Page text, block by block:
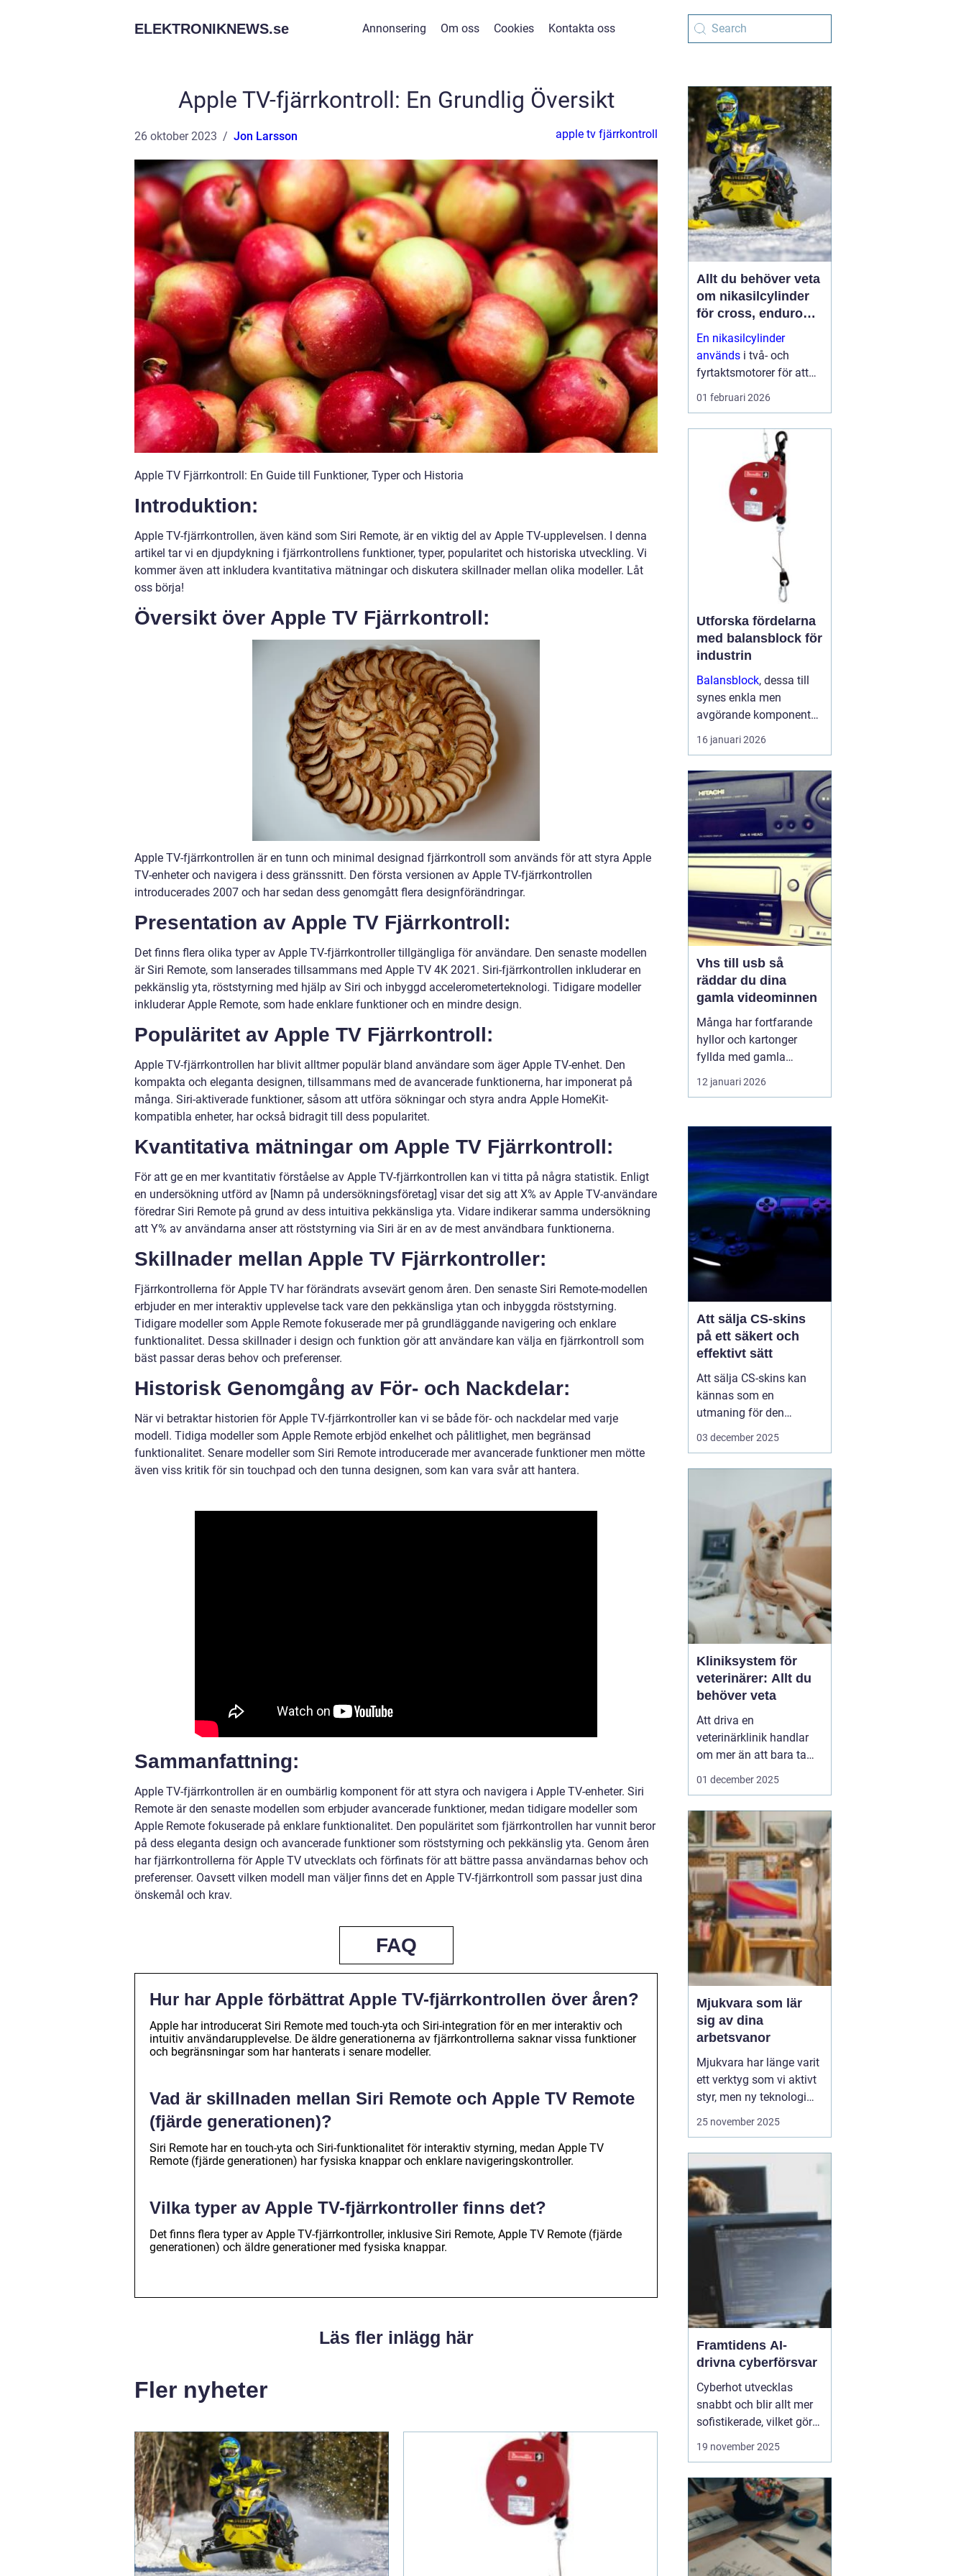
ELEKTRONIKNEWS.se Annonsering Om oss Cookies Kontakta oss
Apple TV-fjärrkontroll: En Grundlig Översikt
26 oktober 2023 Jon Larsson apple tv fjärrkontroll
Apple TV Fjärrkontroll: En Guide till Funktioner, Typer och Historia
Introduktion:
Apple TV-fjärrkontrollen, även känd som Siri Remote, är en viktig del av Apple TV-upplevelsen. I denna
artikel tar vi en djupdykning i fjärrkontrollens funktioner, typer, popularitet och historiska utveckling. Vi
kommer även att inkludera kvantitativa mätningar och diskutera skillnader mellan olika modeller. Låt
oss börja!
Översikt över Apple TV Fjärrkontroll:
Apple TV-fjärrkontrollen är en tunn och minimal designad fjärrkontroll som används för att styra Apple
TV-enheter och navigera i dess gränssnitt. Den första versionen av Apple TV-fjärrkontrollen
introducerades 2007 och har sedan dess genomgått flera designförändringar.
Presentation av Apple TV Fjärrkontroll:
Det finns flera olika typer av Apple TV-fjärrkontroller tillgängliga för användare. Den senaste modellen
är Siri Remote, som lanserades tillsammans med Apple TV 4K 2021. Siri-fjärrkontrollen inkluderar en
pekkänslig yta, röststyrning med hjälp av Siri och inbyggd accelerometerteknologi. Tidigare modeller
inkluderar Apple Remote, som hade enklare funktioner och en mindre design.
Populäritet av Apple TV Fjärrkontroll:
Apple TV-fjärrkontrollen har blivit alltmer populär bland användare som äger Apple TV-enhet. Den
kompakta och eleganta designen, tillsammans med de avancerade funktionerna, har imponerat på
många. Siri-aktiverade funktioner, såsom att utföra sökningar och styra andra Apple HomeKit-
kompatibla enheter, har också bidragit till dess popularitet.
Kvantitativa mätningar om Apple TV Fjärrkontroll:
För att ge en mer kvantitativ förståelse av Apple TV-fjärrkontrollen kan vi titta på några statistik. Enligt
en undersökning utförd av [Namn på undersökningsföretag] visar det sig att X% av Apple TV-användare
föredrar Siri Remote på grund av dess intuitiva pekkänsliga yta. Vidare indikerar samma undersökning
att Y% av användarna anser att röststyrning via Siri är en av de mest användbara funktionerna.
Skillnader mellan Apple TV Fjärrkontroller:
Fjärrkontrollerna för Apple TV har förändrats avsevärt genom åren. Den senaste Siri Remote-modellen
erbjuder en mer interaktiv upplevelse tack vare den pekkänsliga ytan och inbyggda röststyrning.
Tidigare modeller som Apple Remote fokuserade mer på grundläggande navigering och enklare
funktionalitet. Dessa skillnader i design och funktion gör att användare kan välja en fjärrkontroll som
bäst passar deras behov och preferenser.
Historisk Genomgång av För- och Nackdelar:
När vi betraktar historien för Apple TV-fjärrkontroller kan vi se både för- och nackdelar med varje
modell. Tidiga modeller som Apple Remote erbjöd enkelhet och pålitlighet, men begränsad
funktionalitet. Senare modeller som Siri Remote introducerade mer avancerade funktioner men mötte
även viss kritik för sin touchpad och den tunna designen, som kan vara svår att hantera.
Sammanfattning:
Apple TV-fjärrkontrollen är en oumbärlig komponent för att styra och navigera i Apple TV-enheter. Siri
Remote är den senaste modellen som erbjuder avancerade funktioner, medan tidigare modeller som
Apple Remote fokuserade på enklare funktionalitet. Den populäritet som fjärrkontrollen har vunnit beror
på dess eleganta design och avancerade funktioner som röststyrning och pekkänslig yta. Genom åren
har fjärrkontrollerna för Apple TV utvecklats och förfinats för att bättre passa användarnas behov och
preferenser. Oavsett vilken modell man väljer finns det en Apple TV-fjärrkontroll som passar just dina
önskemål och krav.
FAQ
Hur har Apple förbättrat Apple TV-fjärrkontrollen över åren?
Apple har introducerat Siri Remote med touch-yta och Siri-integration för en mer interaktiv och
intuitiv användarupplevelse. De äldre generationerna av fjärrkontrollerna saknar vissa funktioner
och begränsningar som har hanterats i senare modeller.
Vad är skillnaden mellan Siri Remote och Apple TV Remote
(fjärde generationen)?
Siri Remote har en touch-yta och Siri-funktionalitet för interaktiv styrning, medan Apple TV
Remote (fjärde generationen) har fysiska knappar och enklare navigeringskontroller.
Vilka typer av Apple TV-fjärrkontroller finns det?
Det finns flera typer av Apple TV-fjärrkontroller, inklusive Siri Remote, Apple TV Remote (fjärde
generationen) och äldre generationer med fysiska knappar.
Läs fler inlägg här
Fler nyheter
Allt du behöver veta
om nikasilcylinder
för cross, enduro
och skoter
En nikasilcylinder
används i två- och
fyrtaktsmotorer för att
ge längre livslängd,
cylindern beläggs med
nickelkiselkarbid-
beläggning som tål höga
varvtal,...
01 februari 2026
Utforska fördelarna
med balansblock för
industrin
Balansblock, dessa till
synes enkla men
avgörande komponenter,
har länge spelat en viktig
roll inom industrin. Det
jämvikt mellan
arbetsverktyg...
16 januari 2026
Vhs till usb så
räddar du dina
gamla videominnen
Många har fortfarande
hyllor och kartonger
fyllda med gamla
videoband. Bröllop,
skolavslutningar,
vardagsklipp från 80-
och 90-talet ligger kvar
på kassetter som knappt
går att spela upp längre.
Samtidigt försvinner
fungerande videos...
12 januari 2026
Att sälja CS-skins
på ett säkert och
effektivt sätt
Att sälja CS-skins kan
kännas som en
utmaning för den
oinvigde, men med rätt
skins, eller Counter-
Strike: Global Offensive
(CS:GO) skins, &...
03 december 2025
Kliniksystem för
veterinärer: Allt du
behöver veta
Att driva en
veterinärklinik handlar
om mer än att bara ta
hand om djuren.
överväldigande, och
kliniksystem för en
veterinär blir verktyget
som underlättar denna
börda. G...
01 december 2025
Mjukvara som lär
sig av dina
arbetsvanor
Mjukvara har länge varit
ett verktyg som vi aktivt
styr, men ny teknologi
gör att program idag kan
program kan analysera
hur du arbetar, vilka
appar du använder mest
och vilka uppgift...
25 november 2025
Framtidens AI-
drivna cyberförsvar
Cyberhot utvecklas
snabbt och blir allt mer
sofistikerade, vilket gör
traditionella
cybersäkerhet kräver
proaktiva och
intelligenta system som
kan identifiera, analysera
och n...
19 november 2025